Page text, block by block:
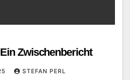
Zwischenbericht
STEFAN PERL